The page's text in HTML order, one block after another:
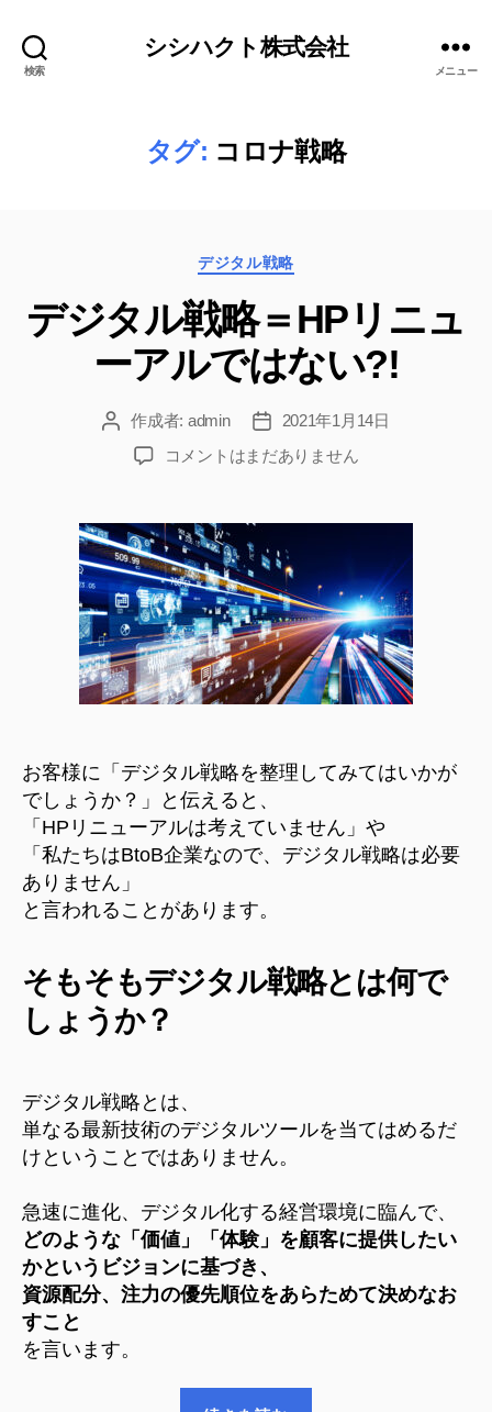
検索
シシハクト株式会社
メニュー
タグ: コロナ戦略
カ
ゴ
リ
ー
デジタル戦略
デジタル戦略＝HPリニュ
ーアルではない?!
投 作成者: admin
投
稿
日
2021年1月14日
デ
ル
戦
略
＝
HP
リ
ニ
ュ
ル
で
は
な
い?!
の
コメントはまだありません
お客様に「デジタル戦略を整理してみてはいかが
でしょうか？」と伝えると、
「HPリニューアルは考えていません」や
「私たちはBtoB企業なので、デジタル戦略は必要
ありません」
と言われることがあります。
そもそもデジタル戦略とは何で
しょうか？
デジタル戦略とは、
単なる最新技術のデジタルツールを当てはめるだ
けということではありません。
急速に進化、デジタル化する経営環境に臨んで、
どのような「価値」「体験」を顧客に提供したい
かというビジョンに基づき、
資源配分、注力の優先順位をあらためて決めなお
すこと
を言います。